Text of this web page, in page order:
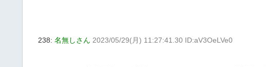
238: 名無しさん 2023/05/29(月) 11:27:41.30 ID:aV3OeLVe0